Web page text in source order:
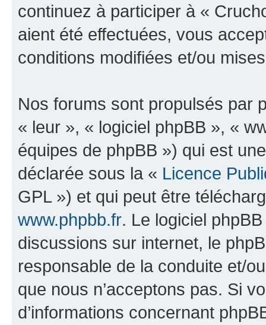
continuez à participer à «
aient été effectuées, vous
conditions modifiées et/ou
Nos forums sont propulsés par
« leur », « logiciel phpBB », «
équipes de phpBB ») qui est
déclarée sous la « Licence
GPL ») et qui peut être
www.phpbb.fr. Le logiciel
discussions sur internet, le
responsable de la conduite et/
que nous n’acceptons pas. Si
d’informations concernant